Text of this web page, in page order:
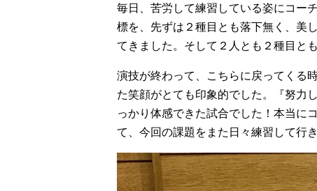
毎日、苦労して練習している姿にコー
標を、先ずは２種目とも落下無く、美
てきました。そして２人とも２種目と
演技が終わって、こちらに戻ってくる
た笑顔がとても印象的でした。『努力
っかり体感できた試合でした！本当に
て、今回の課題をまた日々練習して行